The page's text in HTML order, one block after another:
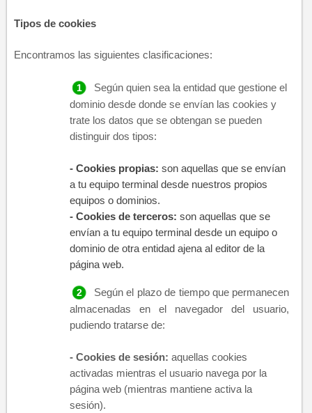
Tipos de cookies​​
Encontramos las siguientes clasificaciones:
Según quien sea la entidad que gestione el
dominio desde donde se envían las cookies y
trate los datos que se obtengan se pueden
distinguir dos tipos:
​​- Cookies propias: son aquellas que se envían
a tu equipo terminal desde nuestros propios
equipos o dominios.
​​- ​ Cookies de terc​eros: son aquellas que se
envían a tu equipo terminal desde un equipo o
dominio de otra entidad ajena al editor de la
página web.
Según el plazo de tiempo que permanecen
almacenadas en el navegador del usuario,
pudiendo tratarse de:
- Cookies de sesión: aquellas cookies
activadas mientras el usuario navega por la
página web (mientras mantiene activa la
sesión).